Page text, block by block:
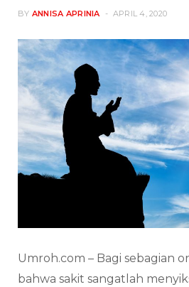
BY ANNISA APRINIA APRIL 4, 2020
Umroh.com – Bagi sebagian
bahwa sakit sangatlah